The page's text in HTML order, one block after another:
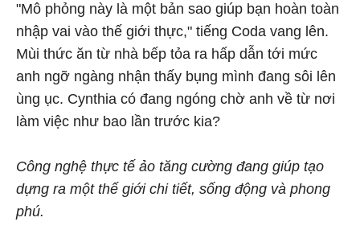
"Mô phỏng này là một bản sao giúp bạn hoàn toàn
nhập vai vào thế giới thực," tiếng Coda vang lên.
Mùi thức ăn từ nhà bếp tỏa ra hấp dẫn tới mức
anh ngỡ ngàng nhận thấy bụng mình đang sôi lên
ùng ục. Cynthia có đang ngóng chờ anh về từ nơi
làm việc như bao lần trước kia?
Công nghệ thực tế ảo tăng cường đang giúp tạo
dựng ra một thế giới chi tiết, sống động và phong
phú.